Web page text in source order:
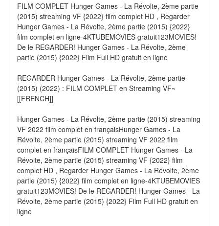
FILM COMPLET Hunger Games - La Révolte, 2ème partie
(2015) streaming VF {2022} film complet HD , Regarder
Hunger Games - La Révolte, 2ème partie (2015) {2022}
film complet en ligne-4KTUBEMOVIES gratuit123MOVIES!
De le REGARDER! Hunger Games - La Révolte, 2ème
partie (2015) {2022} Film Full HD gratuit en ligne
REGARDER Hunger Games - La Révolte, 2ème partie
(2015) (2022) : FILM COMPLET en Streaming VF~
[[FRENCH]]
Hunger Games - La Révolte, 2ème partie (2015) streaming
VF 2022 film complet en françaisHunger Games - La
Révolte, 2ème partie (2015) streaming VF 2022 film
complet en françaisFILM COMPLET Hunger Games - La
Révolte, 2ème partie (2015) streaming VF {2022} film
complet HD , Regarder Hunger Games - La Révolte, 2ème
partie (2015) {2022} film complet en ligne-4KTUBEMOVIES
gratuit123MOVIES! De le REGARDER! Hunger Games - La
Révolte, 2ème partie (2015) {2022} Film Full HD gratuit en
ligne